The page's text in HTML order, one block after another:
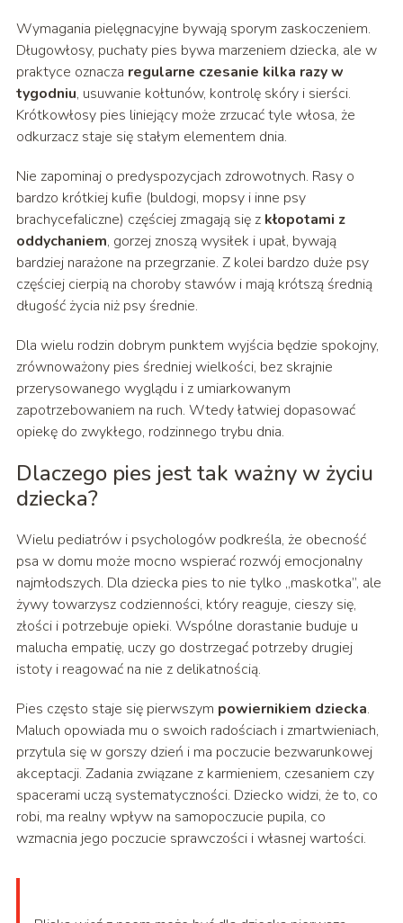
Wymagania pielęgnacyjne bywają sporym zaskoczeniem.
Długowłosy, puchaty pies bywa marzeniem dziecka, ale w
praktyce oznacza regularne czesanie kilka razy w
tygodniu, usuwanie kołtunów, kontrolę skóry i sierści.
Krótkowłosy pies liniejący może zrzucać tyle włosa, że
odkurzacz staje się stałym elementem dnia.
Nie zapominaj o predyspozycjach zdrowotnych. Rasy o
bardzo krótkiej kufie (buldogi, mopsy i inne psy
brachycefaliczne) częściej zmagają się z kłopotami z
oddychaniem, gorzej znoszą wysiłek i upał, bywają
bardziej narażone na przegrzanie. Z kolei bardzo duże psy
częściej cierpią na choroby stawów i mają krótszą średnią
długość życia niż psy średnie.
Dla wielu rodzin dobrym punktem wyjścia będzie spokojny,
zrównoważony pies średniej wielkości, bez skrajnie
przerysowanego wyglądu i z umiarkowanym
zapotrzebowaniem na ruch. Wtedy łatwiej dopasować
opiekę do zwykłego, rodzinnego trybu dnia.
Dlaczego pies jest tak ważny w życiu
dziecka?
Wielu pediatrów i psychologów podkreśla, że obecność
psa w domu może mocno wspierać rozwój emocjonalny
najmłodszych. Dla dziecka pies to nie tylko „maskotka”, ale
żywy towarzysz codzienności, który reaguje, cieszy się,
złości i potrzebuje opieki. Wspólne dorastanie buduje u
malucha empatię, uczy go dostrzegać potrzeby drugiej
istoty i reagować na nie z delikatnością.
Pies często staje się pierwszym powiernikiem dziecka.
Maluch opowiada mu o swoich radościach i zmartwieniach,
przytula się w gorszy dzień i ma poczucie bezwarunkowej
akceptacji. Zadania związane z karmieniem, czesaniem czy
spacerami uczą systematyczności. Dziecko widzi, że to, co
robi, ma realny wpływ na samopoczucie pupila, co
wzmacnia jego poczucie sprawczości i własnej wartości.